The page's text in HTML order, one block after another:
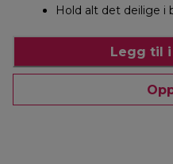
Hold alt det deilige i
Legg til